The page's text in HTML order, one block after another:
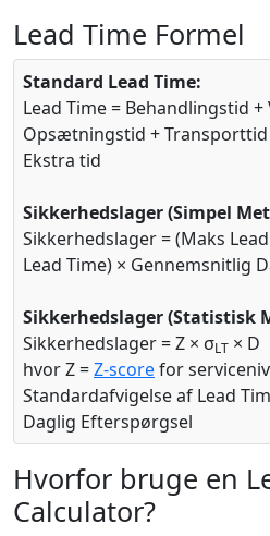
Lead Time Formel
Standard Lead Time:
Lead Time = Behandlingstid
Opsætningstid +
Ekstra tid
Sikkerhedslager (Simpel
Sikkerhedslager = (Maks
Lead Time) × Gennemsnitlig
Sikkerhedslager (Statistisk
Sikkerhedslager = Z × σLT × D
hvor Z =Z-scorefor
Standardafvigelse af Lead
Daglig Efterspørgsel
Hvorfor bruge en
Calculator?